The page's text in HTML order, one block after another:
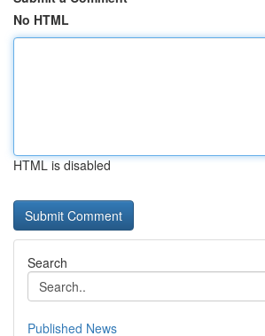
No HTML
HTML is disabled
Search
Published News